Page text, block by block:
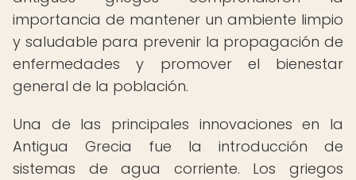
importancia de mantener un ambiente limpio
y saludable para prevenir la propagación de
enfermedades y promover el bienestar
general de la población.
Una de las principales innovaciones en la
Antigua Grecia fue la introducción de
sistemas de agua corriente. Los griegos